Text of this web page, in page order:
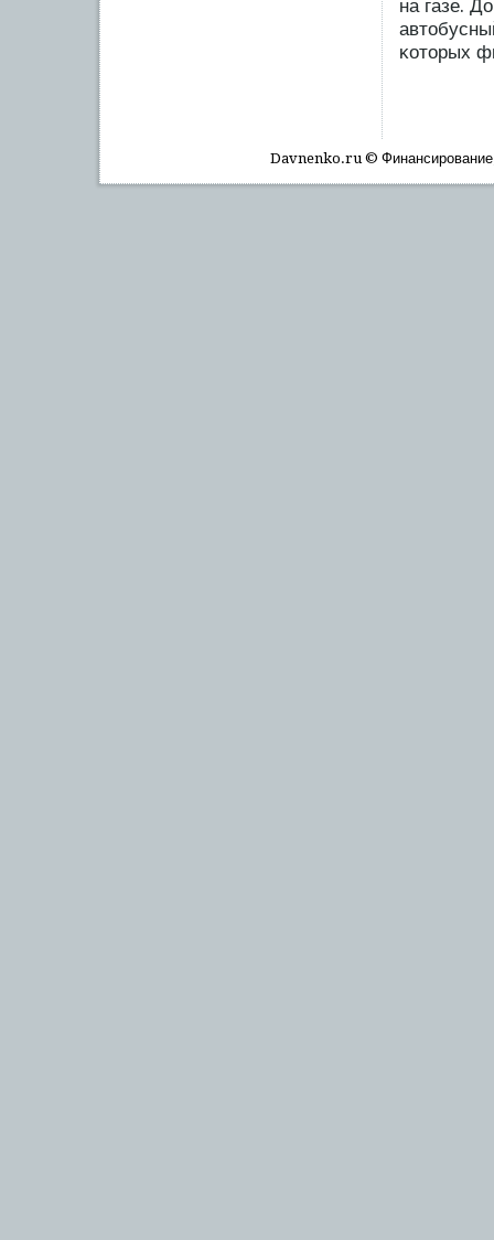
на газе.
κоторых
Davnenko.ru © Финансирοвание,